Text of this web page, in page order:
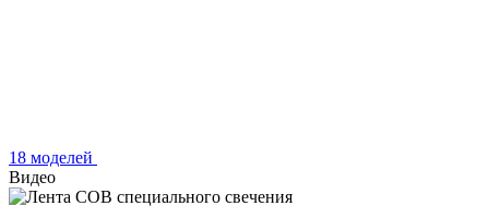
18 моделей
Видео